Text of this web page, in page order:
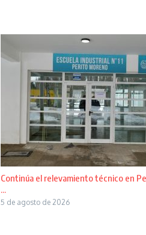
Continúa el relevamiento técnico en
...
5 de agosto de 2026